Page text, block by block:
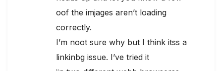
oof the imjages aren’t loading
correctly.
I’m noot sure why but I think itss a
linkinbg issue. I’ve tried it